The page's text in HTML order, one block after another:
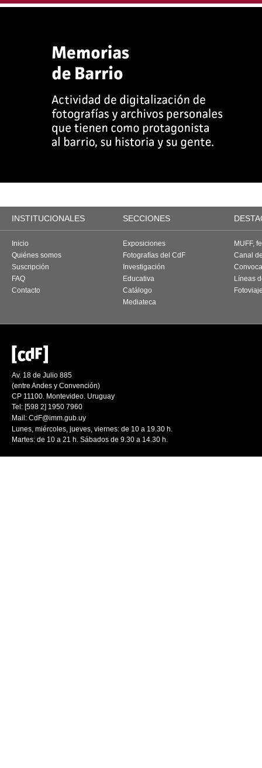
INSTITUCIONALES SECCIONES
Inicio
Quiénes somos
Suscripción
FAQ
Contacto
Exposiciones
Fotografías del CdF
Investigación
Educativa
Catálogo
Mediateca
MUFF,
Canal
Líneas
Av. 18 de Julio 885
(entre Andes y Convención)
CP 11100. Montevideo. Uruguay
Tel: [598 2] 1950 7960
Mail: CdF@imm.gub.uy
Lunes, miércoles, jueves, viernes: de 10 a 19.30 h.
Martes: de 10 a 21 h. Sábados de 9.30 a 14.30 h.